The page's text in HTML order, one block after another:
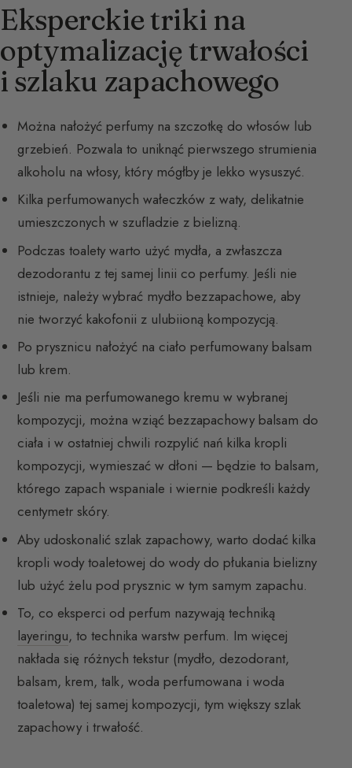
Eksperckie triki na
optymalizację trwałości
i szlaku zapachowego
Można nałożyć perfumy na szczotkę do włosów lub
grzebień. Pozwala to uniknąć pierwszego strumienia
alkoholu na włosy, który mógłby je lekko wysuszyć.
Kilka perfumowanych wałeczków z waty, delikatnie
umieszczonych w szufladzie z bielizną.
Podczas toalety warto użyć mydła, a zwłaszcza
dezodorantu z tej samej linii co perfumy. Jeśli nie
istnieje, należy wybrać mydło bezzapachowe, aby
nie tworzyć kakofonii z ulubiioną kompozycją.
Po prysznicu nałożyć na ciało perfumowany balsam
lub krem.
Jeśli nie ma perfumowanego kremu w wybranej
kompozycji, można wziąć bezzapachowy balsam do
ciała i w ostatniej chwili rozpylić nań kilka kropli
kompozycji, wymieszać w dłoni — będzie to balsam,
którego zapach wspaniale i wiernie podkreśli każdy
centymetr skóry.
Aby udoskonalić szlak zapachowy, warto dodać kilka
kropli wody toaletowej do wody do płukania bielizny
lub użyć żelu pod prysznic w tym samym zapachu.
To, co eksperci od perfum nazywają techniką
layeringu, to technika warstw perfum. Im więcej
nakłada się różnych tekstur (mydło, dezodorant,
balsam, krem, talk, woda perfumowana i woda
toaletowa) tej samej kompozycji, tym większy szlak
zapachowy i trwałość.